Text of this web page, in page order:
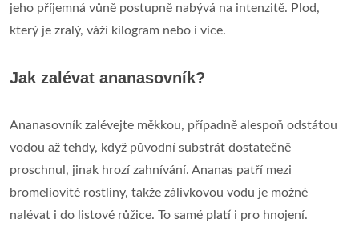
jeho příjemná vůně postupně nabývá na intenzitě. Plod,
který je zralý, váží kilogram nebo i více.
Jak zalévat ananasovník?
Ananasovník zalévejte měkkou, případně alespoň odstátou
vodou až tehdy, když původní substrát dostatečně
proschnul, jinak hrozí zahnívání. Ananas patří mezi
bromeliovité rostliny, takže zálivkovou vodu je možné
nalévat i do listové růžice. To samé platí i pro hnojení.